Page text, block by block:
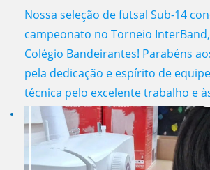
Nossa seleção de futsal Sub-14
campeonato no Torneio
Colégio Bandeirantes! Parabéns
pela dedicação e espírito de
técnica pelo excelente trabalho e